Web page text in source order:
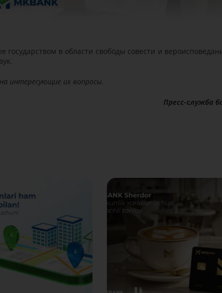
в области свободы совести и
интересующие их вопросы.
Пресс-служба